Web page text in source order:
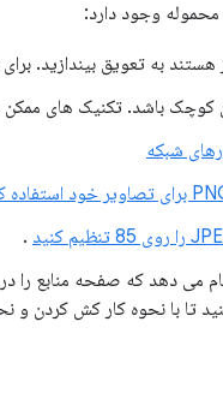
محموله وجود دارد:
به تعویق بیندازید.
باشد. تکنیک های ممکن
شبکه
.
می دهد که صفحه منابع را در
تا با نحوه کار کش کردن و